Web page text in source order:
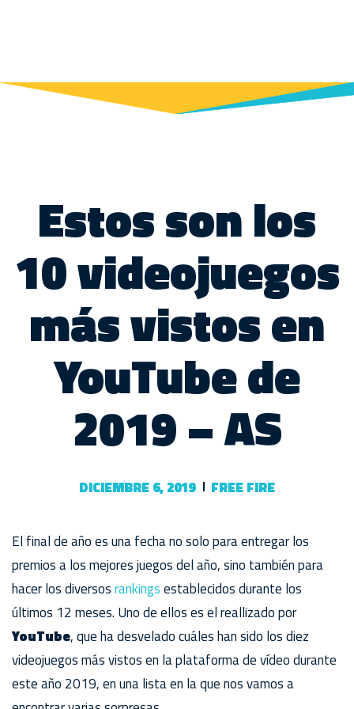
Estos son los
10 videojuegos
más vistos en
YouTube de
2019 – AS
DICIEMBRE 6, 2019 FREE FIRE
El final de año es una fecha no solo para entregar los
premios a los mejores juegos del año, sino también para
hacer los diversosrankingsestablecidos durante los
últimos 12 meses. Uno de ellos es el reallizado por
YouTube, que ha desvelado cuáles han sido los diez
videojuegos más vistos en la plataforma de vídeo durante
este año 2019, en una lista en la que nos vamos a